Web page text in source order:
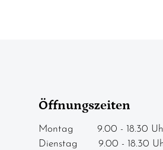
Öffnungszeiten
Montag 9.00 - 18.30
Dienstag 9.00 - 18.30